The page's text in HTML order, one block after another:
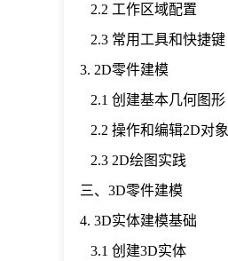
2.2 工作区域配置
2.3 常用工具和快捷键
3. 2D零件建模
2.1 创建基本几何图形
2.2 操作和编辑2D对象
2.3 2D绘图实践
三、3D零件建模
4. 3D实体建模基础
3.1 创建3D实体